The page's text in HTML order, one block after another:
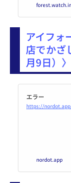
fter Effects」な
なっている（括
度）。
アイフォ
店でかざ
月9日）〉
エラー
nordot.app